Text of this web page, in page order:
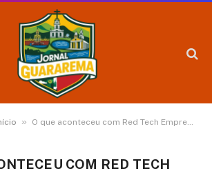
» O que aconteceu com Red Tech Empreendimentos Ltda
COM RED TECH